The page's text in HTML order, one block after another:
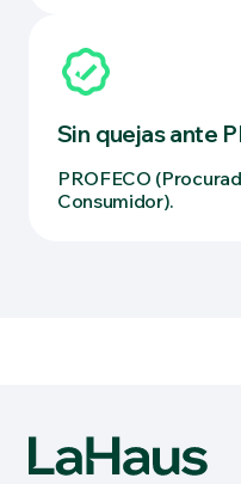
Sin quejas ante
PROFECO
Consumidor).